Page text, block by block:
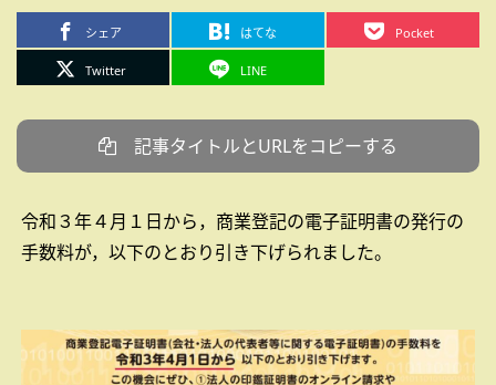
シェア はてな Pocket
Twitter LINE
記事タイトルとURLをコピーする
令和３年４月１日から，商業登記の電子証明書の発行の
手数料が，以下のとおり引き下げられました。